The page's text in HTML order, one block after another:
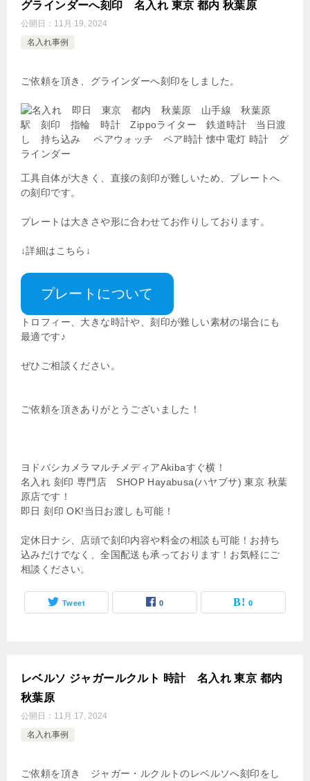
グラインダーへ刻印 名入れ 東京 都内 秋葉原
公開日： 11月 19, 2024
名入れ事例
ご依頼を頂き、グラインダーへ刻印をしました。
工具自体が大きく、直接の刻印が難しいため、プレートへ
の刻印です。
プレートは大きさや形に合わせてお作りしております。
↓詳細はこちら↓
プレートについて
トロフィー、大きな時計や、刻印が難しい素材の場合にも
最適です♪
ぜひご相談ください。
ご依頼を頂きありがとうございました！
ヨドバシカメラマルチメディアAkibaすぐ横！
名入れ 刻印 専門店 SHOP Hayabusa(ハヤブサ) 東京 秋葉
原店です！
即日 刻印 OK!当日お渡しも可能！
定休日ナシ、店頭で刻印内容や料金の相談も可能！お持ち
込みだけでなく、全国配送も承っております！お気軽にご
相談ください。
Tweet 0 0
レベルソ ジャガールクルト 時計 名入れ 東京 都内
秋葉原
公開日： 11月 17, 2024
名入れ事例
ご依頼を頂き ジャガー・ルクルトのレベルソへ刻印をし